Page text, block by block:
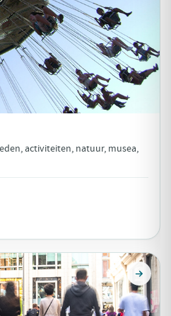
activiteiten, natuur, musea,